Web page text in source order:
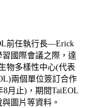
前任執行長—Erick
國際會議之際，達
物多樣性中心(代表
兩個單位簽訂合作
月止)，期間TaiEOL
圖片等資料。